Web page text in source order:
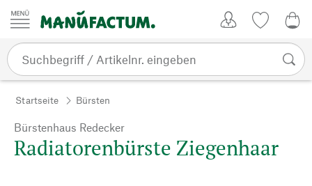
Zum Inhalt springen
Startseite Bürsten
Bürstenhaus Redecker
Radiatorenbürste Ziegenhaar